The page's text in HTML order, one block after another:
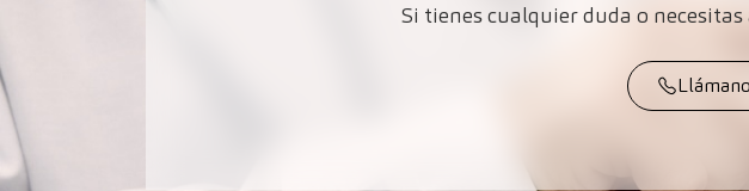
Si tienes cualquier duda o